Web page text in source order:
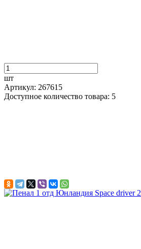
шт
Артикул: 267615
Доступное количество товара: 5